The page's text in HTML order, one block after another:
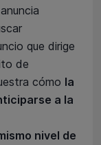
que dirige
de
cómo la
a la
nivel de